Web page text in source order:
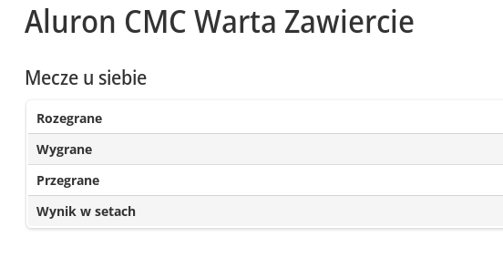
Aluron CMC Warta Zawiercie
Mecze u siebie
Rozegrane
Wygrane
Przegrane
Wynik w setach